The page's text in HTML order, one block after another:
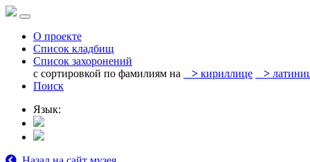
О проекте
Список кладбищ
Список захоронений
с сортировкой по фамилиям на
> кириллице >
Поиск
Язык: